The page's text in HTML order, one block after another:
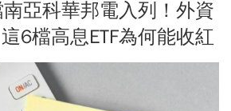
亞科華邦電入列！外資
6檔高息ETF為何能收紅